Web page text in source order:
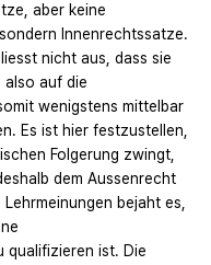
aber keine
Innenrechtssatze.
nicht aus, dass sie
also auf die
wenigstens mittelbar
Es ist hier festzustellen,
Folgerung zwingt,
dem Aussenrecht
bejaht es,
qualifizieren ist. Die